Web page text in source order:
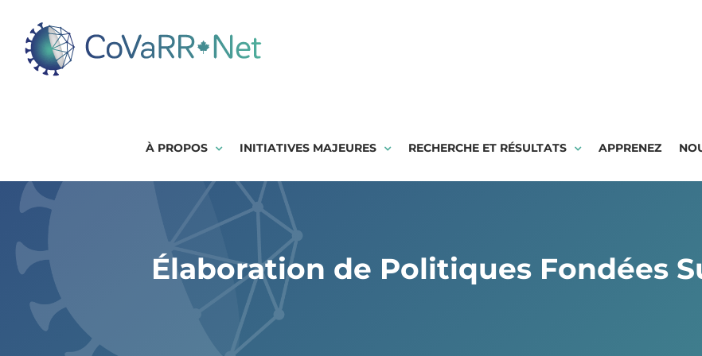
content
À PROPOS INITIATIVES MAJEURES RECHERCHE ET RÉSULTATS APPRENEZ
Élaboration de Politiques Fondées